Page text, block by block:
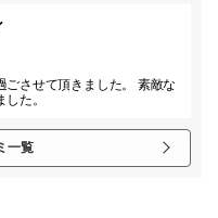
させて頂きました。 素敵な
た。
一覧